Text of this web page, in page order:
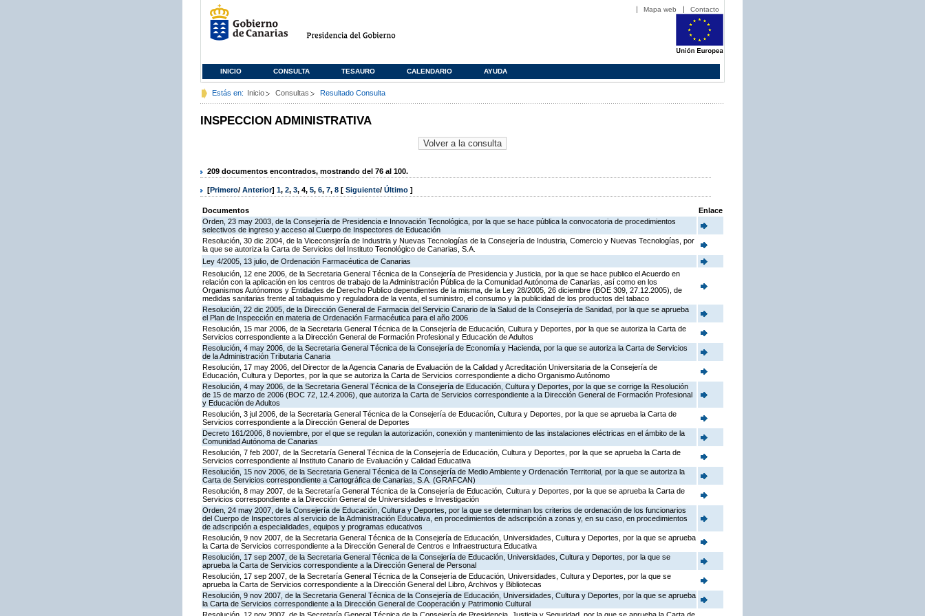
Mapa web Contacto
INICIO CONSULTA TESAURO CALENDARIO AYUDA
Estás en: Inicio Consultas Resultado Consulta
INSPECCION ADMINISTRATIVA
209 documentos encontrados, mostrando del 76 al 100.
[Primero/ Anterior] 1, 2, 3, 4, 5, 6, 7, 8 [ Siguiente/ Último ]
Documentos
Enlace
Orden, 23 may 2003, de la Consejería de Presidencia e Innovación Tecnológica, por la que se hace pública la convocatoria de procedimientos
selectivos de ingreso y acceso al Cuerpo de Inspectores de Educación
Resolución, 30 dic 2004, de la Viceconsjería de Industria y Nuevas Tecnologías de la Consejería de Industria, Comercio y Nuevas Tecnologías, por
la que se autoriza la Carta de Servicios del Instituto Tecnológico de Canarias, S.A.
Ley 4/2005, 13 julio, de Ordenación Farmacéutica de Canarias
Resolución, 12 ene 2006, de la Secretaria General Técnica de la Consejería de Presidencia y Justicia, por la que se hace publico el Acuerdo en
relación con la aplicación en los centros de trabajo de la Administración Pública de la Comunidad Autónoma de Canarias, así como en los
Organismos Autónomos y Entidades de Derecho Publico dependientes de la misma, de la Ley 28/2005, 26 diciembre (BOE 309, 27.12.2005), de
medidas sanitarias frente al tabaquismo y reguladora de la venta, el suministro, el consumo y la publicidad de los productos del tabaco
Resolución, 22 dic 2005, de la Dirección General de Farmacia del Servicio Canario de la Salud de la Consejería de Sanidad, por la que se aprueba
el Plan de Inspección en materia de Ordenación Farmacéutica para el año 2006
Resolución, 15 mar 2006, de la Secretaria General Técnica de la Consejería de Educación, Cultura y Deportes, por la que se autoriza la Carta de
Servicios correspondiente a la Dirección General de Formación Profesional y Educación de Adultos
Resolución, 4 may 2006, de la Secretaria General Técnica de la Consejería de Economía y Hacienda, por la que se autoriza la Carta de Servicios
de la Administración Tributaria Canaria
Resolución, 17 may 2006, del Director de la Agencia Canaria de Evaluación de la Calidad y Acreditación Universitaria de la Consejería de
Educación, Cultura y Deportes, por la que se autoriza la Carta de Servicios correspondiente a dicho Organismo Autónomo
Resolución, 4 may 2006, de la Secretaria General Técnica de la Consejería de Educación, Cultura y Deportes, por la que se corrige la Resolución
de 15 de marzo de 2006 (BOC 72, 12.4.2006), que autoriza la Carta de Servicios correspondiente a la Dirección General de Formación Profesional
y Educación de Adultos
Resolución, 3 jul 2006, de la Secretaria General Técnica de la Consejería de Educación, Cultura y Deportes, por la que se aprueba la Carta de
Servicios correspondiente a la Dirección General de Deportes
Decreto 161/2006, 8 noviembre, por el que se regulan la autorización, conexión y mantenimiento de las instalaciones eléctricas en el ámbito de la
Comunidad Autónoma de Canarias
Resolución, 7 feb 2007, de la Secretaría General Técnica de la Consejería de Educación, Cultura y Deportes, por la que se aprueba la Carta de
Servicios correspondiente al Instituto Canario de Evaluación y Calidad Educativa
Resolución, 15 nov 2006, de la Secretaria General Técnica de la Consejería de Medio Ambiente y Ordenación Territorial, por la que se autoriza la
Carta de Servicios correspondiente a Cartográfica de Canarias, S.A. (GRAFCAN)
Resolución, 8 may 2007, de la Secretaría General Técnica de la Consejería de Educación, Cultura y Deportes, por la que se aprueba la Carta de
Servicios correspondiente a la Dirección General de Universidades e Investigación
Orden, 24 may 2007, de la Consejería de Educación, Cultura y Deportes, por la que se determinan los criterios de ordenación de los funcionarios
del Cuerpo de Inspectores al servicio de la Administración Educativa, en procedimientos de adscripción a zonas y, en su caso, en procedimientos
de adscripción a especialidades, equipos y programas educativos
Resolución, 9 nov 2007, de la Secretaria General Técnica de la Consejería de Educación, Universidades, Cultura y Deportes, por la que se aprueba
la Carta de Servicios correspondiente a la Dirección General de Centros e Infraestructura Educativa
Resolución, 17 sep 2007, de la Secretaria General Técnica de la Consejería de Educación, Universidades, Cultura y Deportes, por la que se
aprueba la Carta de Servicios correspondiente a la Dirección General de Personal
Resolución, 17 sep 2007, de la Secretaría General Técnica de la Consejería de Educación, Universidades, Cultura y Deportes, por la que se
aprueba la Carta de Servicios correspondiente a la Dirección General del Libro, Archivos y Bibliotecas
Resolución, 9 nov 2007, de la Secretaria General Técnica de la Consejería de Educación, Universidades, Cultura y Deportes, por la que se aprueba
la Carta de Servicios correspondiente a la Dirección General de Cooperación y Patrimonio Cultural